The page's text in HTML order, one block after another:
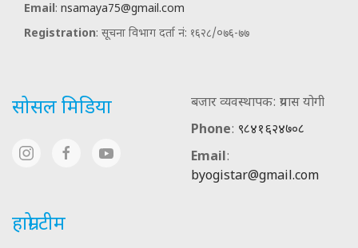
Email: nsamaya75@gmail.com
Registration: सूचना विभाग दर्ता नं: १६२८/०७६-७७
सोसल मिडिया
बजार व्यवस्थापक: प्रयास योगी
Phone: ९८४१६२४७०८
Email:
byogistar@gmail.com
हाम्रो टीम